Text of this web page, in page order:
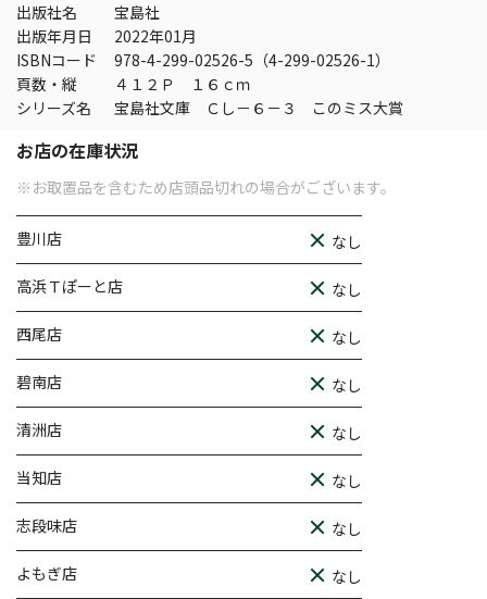
出版社名
宝島社
出版年月日
2022年01月
ISBNコード
978-4-299-02526-5（4-299-02526-1）
頁数・縦
４１２Ｐ １６ｃｍ
シリーズ名
宝島社文庫 Ｃし－６－３ このミス大賞
お店の在庫状況
※お取置品を含むため店頭品切れの場合がございます。
豊川店 なし
高浜Ｔぽーと店 なし
西尾店 なし
碧南店 なし
清洲店 なし
当知店 なし
志段味店 なし
よもぎ店 なし